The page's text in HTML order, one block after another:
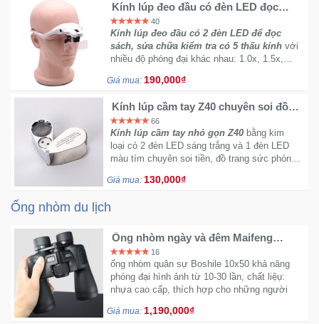
nghệ
Dịch
Giải
Voucher
Kính lúp đeo đầu có đèn LED đọc
sách sửa chữa kiểm tra và nhận dạng
cho người già có 5 thấu kính
40
Kính lúp đeo đầu có 2 đèn LED để đọc
sách, sửa chữa kiểm tra có 5 thấu kính với
nhiều độ phóng đại khác nhau: 1.0x, 1.5x,
thay đổi từng ống kính phù hợp với mục đích
Giá mua: 190,000₫
Kính lúp cầm tay Z40 chuyên soi đồ
trang sức có đèn led phóng đại 40 lần
66
Kính lúp cầm tay nhỏ gọn Z40 bằng kim
loại có 2 đèn LED sáng trắng và 1 đèn LED
màu tím chuyên soi tiền, đồ trang sức phóng
theo mình.
Giá mua: 130,000₫
Ống nhòm du lịch
Ống nhòm ngày và đêm Maifeng
12x45 cao cấp
16
ống nhòm quân sự Boshile 10x50 khả năng
phóng đại hình ảnh từ 10-30 lần, chất liệụ:
nhựa cao cấp, thích hợp cho những người
trường đua ngựa
Giá mua: 1,190,000₫